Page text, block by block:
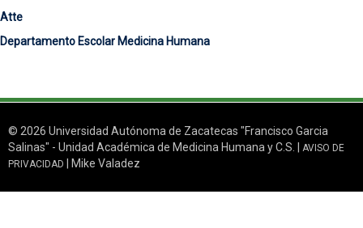
Atte
Departamento Escolar Medicina Humana
© 2026 Universidad Autónoma de Zacatecas "Francisco Garcia
Salinas" - Unidad Académica de Medicina Humana y C.S. | AVISO DE
PRIVACIDAD | Mike Valadez